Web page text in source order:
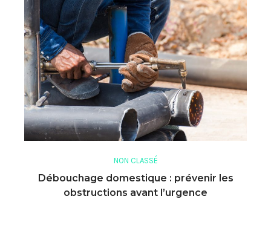
NON CLASSÉ
Débouchage domestique : prévenir les
obstructions avant l’urgence